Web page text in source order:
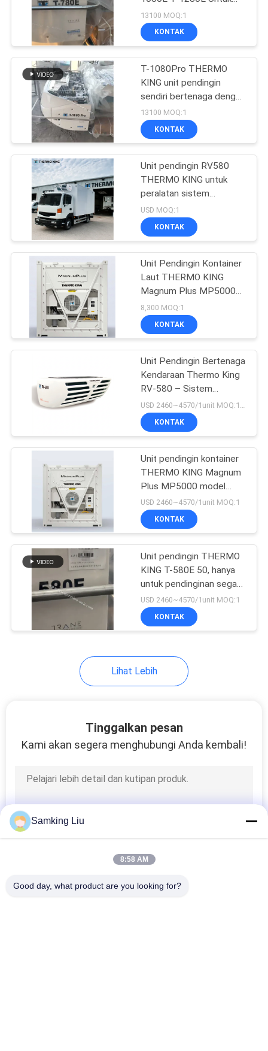
Seri Thermo King T.
Truk Pendingin Isuzu
Unit Pendingin Semi
Trailer
13
Unit Pendingin
Terpasang di Atap
Unit Pendingin Truk
Kecil
Wadah
Didinginkan
transportasi truk Sistem
pendingin
13100 MOQ:1
KONTAK
T-1080Pro THERMO
KING unit pendingin
sendiri bertenaga dengan
mesin diesel untuk truk
peralatan sistem
pendingin menggantikan
13100 MOQ:1
KONTAK
Unit pendingin RV580
THERMO KING untuk
peralatan sistem
pendingin truk kulkas
menjaga es krim ikan
daging tetap segar
USD MOQ:1
KONTAK
Unit Pendingin Kontainer
Laut THERMO KING
Magnum Plus MP5000
dengan Pencairan
Otomatis dan Operasi
Tingkat Kebisingan
Energi Tinggi
8,300 MOQ:1
KONTAK
Unit Pendingin Bertenaga
Kendaraan Thermo King
RV-580 – Sistem
Pendingin Heavy-Duty
untuk Truk Berpendingin
Menengah
KONTAK
Unit pendingin kontainer
THERMO KING Magnum
Plus MP5000 model
baru, Unit Pendingin Laut
yang lebih cepat & lebih
baik dan lebih murah
USD 2460~4570/1unit MOQ:1
KONTAK
Unit pendingin THERMO
KING T-580E 50, hanya
untuk pendinginan segar
menggunakan kompresor
TK16 mesin TK374
USD 2460~4570/1unit MOQ:1
KONTAK
Lihat Lebih
Tinggalkan pesan
Kami akan segera menghubungi Anda kembali!
Samking Liu
8:58 AM
Good day, what product are you looking for?